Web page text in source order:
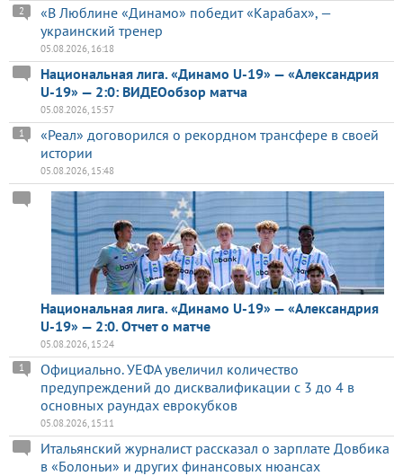
«В Люблине «Динамо» победит «Карабах», —
украинский тренер
2
05.08.2026, 16:18
Национальная лига. «Динамо U-19» — «Александрия
U-19» — 2:0: ВИДЕОобзор матча
05.08.2026, 15:57
«Реал» договорился о рекордном трансфере в своей
истории
1
05.08.2026, 15:48
Национальная лига. «Динамо U-19» — «Александрия
U-19» — 2:0. Отчет о матче
05.08.2026, 15:24
Официально. УЕФА увеличил количество
предупреждений до дисквалификации с 3 до 4 в
основных раундах еврокубков
1
05.08.2026, 15:11
Итальянский журналист рассказал о зарплате Довбика
в «Болоньи» и других финансовых нюансах